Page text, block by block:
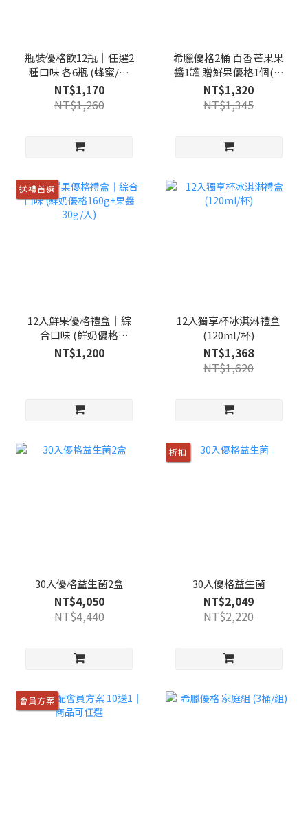
瓶裝優格飲12瓶｜任選2
種口味 各6瓶 (蜂蜜/原
味/藍莓/輕盈版百香蘋
果/輕盈版藍莓)
NT$1,170
NT$1,260
希臘優格2桶 百香芒果果
醬1罐 贈鮮果優格1個(隨
機)
NT$1,320
NT$1,345
送禮首選
12入鮮果優格禮盒｜綜
合口味 (鮮奶優格
160g+果醬30g/入)
NT$1,200
12入獨享杯冰淇淋禮盒
(120ml/杯)
NT$1,368
NT$1,620
30入優格益生菌2盒
NT$4,050
NT$4,440
折扣
30入優格益生菌
NT$2,049
NT$2,220
會員方案